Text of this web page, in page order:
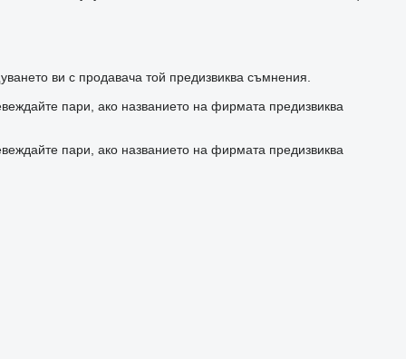
ви с продавача той предизвиква съмнения.
пари, ако названието на фирмата предизвиква
пари, ако названието на фирмата предизвиква